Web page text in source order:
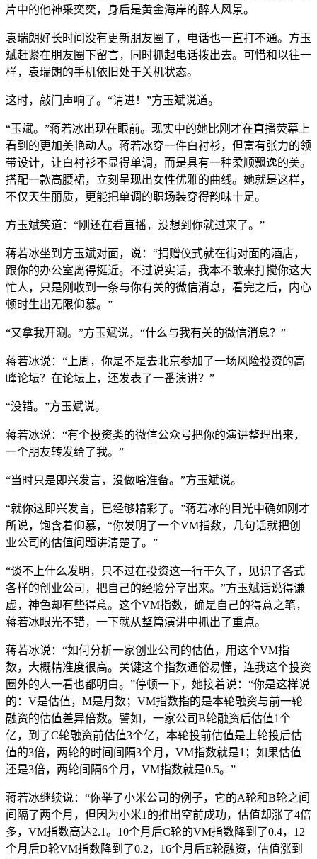
片中的他神采奕奕，身后是黄金海岸的醉人风景。
袁瑞朗好长时间没有更新朋友圈了，电话也一直打不通。方玉
斌赶紧在朋友圈下留言，同时抓起电话拨出去。可惜和以往一
样，袁瑞朗的手机依旧处于关机状态。
这时，敲门声响了。“请进！”方玉斌说道。
“玉斌。”蒋若冰出现在眼前。现实中的她比刚才在直播荧幕上
看到的更加美艳动人。蒋若冰穿一件白衬衫，但富有张力的领
带设计，让白衬衫不显得单调，而是具有一种柔顺飘逸的美。
搭配一款高腰裙，立刻呈现出女性优雅的曲线。她就是这样，
不仅天生丽质，更能把单调的职场装穿得韵味十足。
方玉斌笑道：“刚还在看直播，没想到你就过来了。”
蒋若冰坐到方玉斌对面，说：“捐赠仪式就在街对面的酒店，
跟你的办公室离得挺近。不过说实话，我本不敢来打搅你这大
忙人，只是刚收到一条与你有关的微信消息，看完之后，内心
顿时生出无限仰慕。”
“又拿我开涮。”方玉斌说，“什么与我有关的微信消息？”
蒋若冰说：“上周，你是不是去北京参加了一场风险投资的高
峰论坛？在论坛上，还发表了一番演讲？”
“没错。”方玉斌说。
蒋若冰说：“有个投资类的微信公众号把你的演讲整理出来，
一个朋友转发给了我。”
“当时只是即兴发言，没做啥准备。”方玉斌说。
“就你这即兴发言，已经够精彩了。”蒋若冰的目光中确如刚才
所说，饱含着仰慕，“你发明了一个VM指数，几句话就把创
业公司的估值问题讲清楚了。”
“谈不上什么发明，只不过在投资这一行干久了，见识了各式
各样的创业公司，把自己的经验分享出来。”方玉斌话说得谦
虚，神色却有些得意。这个VM指数，确是自己的得意之笔，
蒋若冰眼光不错，一下就从整篇演讲中抓出了重点。
蒋若冰说：“如何分析一家创业公司的估值，用这个VM指
数，大概精准度很高。关键这个指数通俗易懂，连我这个投资
圈外的人一看也都明白。”停顿一下，她接着说：“你是这样说
的：V是估值，M是月数；VM指数指的是本轮融资与前一轮
融资的估值差异倍数。譬如，一家公司B轮融资后估值1个
亿，到了C轮融资前估值3个亿，本轮投前估值是上轮投后估
值的3倍，两轮的时间间隔3个月，VM指数就是1；如果估值
还是3倍，两轮间隔6个月，VM指数就是0.5。”
蒋若冰继续说：“你举了小米公司的例子，它的A轮和B轮之间
间隔了两个月，但因为小米1的推出空前成功，估值却涨了4倍
多，VM指数高达2.1。10个月后C轮的VM指数降到了0.4，12
个月后D轮VM指数降到了0.2，16个月后E轮融资，估值涨到